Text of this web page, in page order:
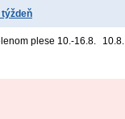
plese 10.-16.8. 10.8.